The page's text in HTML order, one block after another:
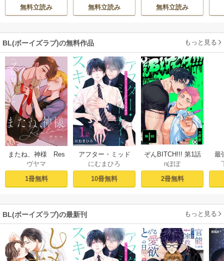
間にか花嫁として
溺愛されています
伊都 / SNC
無料立読み 無料立読み 無料立読み
BL(ボーイズラブ)の無料作品 もっと見る
またね、神様 Res
tart［ばら売り］
プロローグ
ヴヤマ
1冊無料
アフター・ミッド
ナイト・スキン
［ばら売り］ 第1話
にむまひろ
10冊無料
ぞんBITCH!!! 第1話
nぽぽ
2冊無料
最
BL(ボーイズラブ)の最新刊 もっと見る